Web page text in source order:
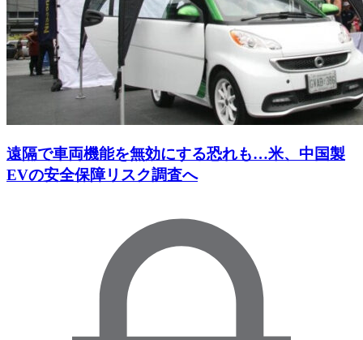
遠隔で車両機能を無効にする恐れも…米、中国製
EVの安全保障リスク調査へ